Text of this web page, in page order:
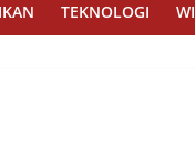
TEKNOLOGI